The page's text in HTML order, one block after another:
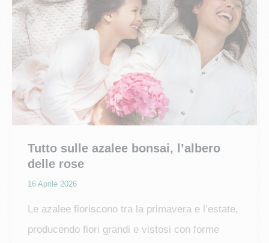
cura
e
coltivazione
Tutto sulle azalee bonsai, l’albero
delle rose
16 Aprile 2026
Le azalee fioriscono tra la primavera e l’estate,
producendo fiori grandi e vistosi con forme